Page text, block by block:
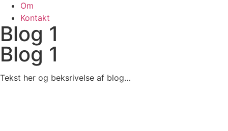
Om
Kontakt
Blog 1
Blog 1
Tekst her og beksrivelse af blog…